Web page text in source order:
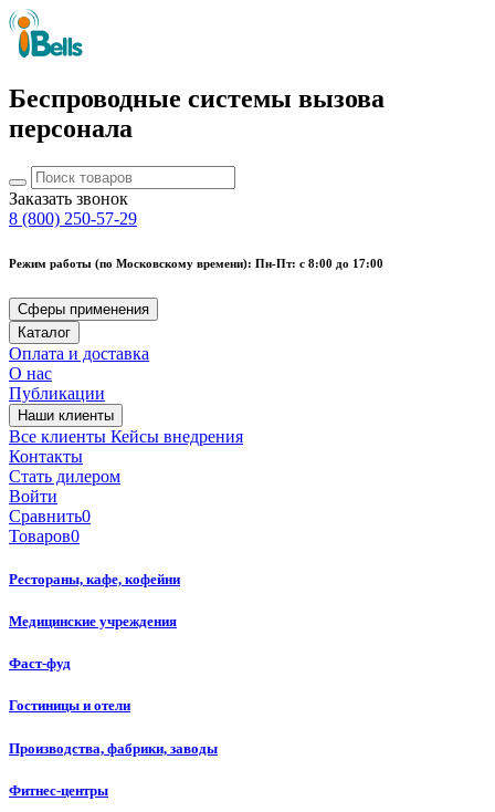
Беспроводные системы вызова
персонала
Заказать звонок
8 (800) 250-57-29
Режим работы (по Московскому времени): Пн-Пт: с 8:00 до 17:00
Сферы применения
Каталог
Оплата и доставка
О нас
Публикации
Наши клиенты
Все клиенты Кейсы внедрения
Контакты
Стать дилером
Войти
Сравнить0
Товаров0
Рестораны, кафе, кофейни
Медицинские учреждения
Фаст-фуд
Гостиницы и отели
Производства, фабрики, заводы
Фитнес-центры